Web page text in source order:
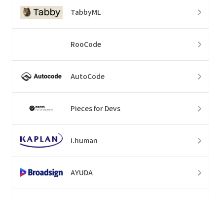
TabbyML
RooCode
AutoCode
Pieces for Devs
i.human
AYUDA